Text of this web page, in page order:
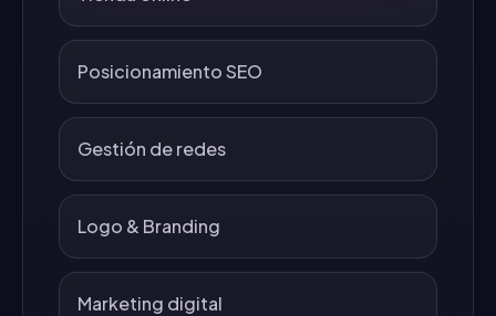
Posicionamiento SEO
Gestión de redes
Logo & Branding
Marketing digital